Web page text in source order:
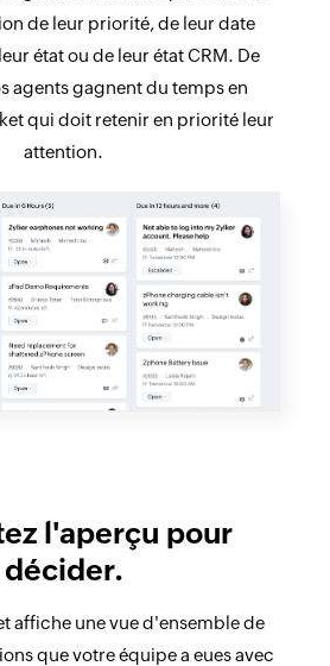
de leur priorité, de leur date
état ou de leur état CRM. De
agents gagnent du temps en
qui doit retenir en priorité leur
attention.
l'aperçu pour
décider.
affiche une vue d'ensemble de
que votre équipe a eues avec